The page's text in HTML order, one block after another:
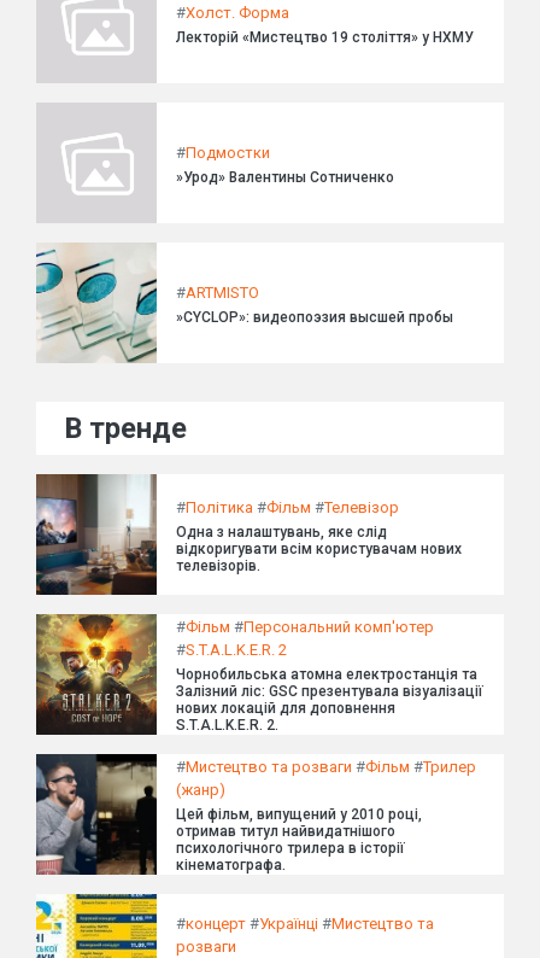
#Холст. Форма
Лекторій «Мистецтво 19 століття» у НХМУ
#Подмостки
»Урод» Валентины Сотниченко
#ARTMISTO
»CYCLOP»: видеопоэзия высшей пробы
В тренде
#Політика #Фільм #Телевізор
Одна з налаштувань, яке слід
відкоригувати всім користувачам нових
телевізорів.
#Фільм #Персональний комп'ютер
#S.T.A.L.K.E.R. 2
Чорнобильська атомна електростанція та
Залізний ліс: GSC презентувала візуалізації
нових локацій для доповнення
S.T.A.L.K.E.R. 2.
#Мистецтво та розваги #Фільм #Трилер
(жанр)
Цей фільм, випущений у 2010 році,
отримав титул найвидатнішого
психологічного трилера в історії
кінематографа.
#концерт #Українці #Мистецтво та
розваги